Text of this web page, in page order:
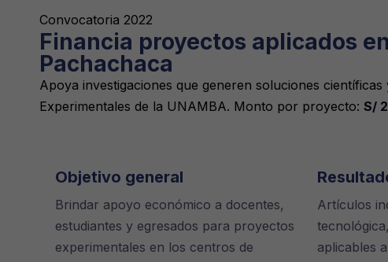
Convocatoria 2022
Financia proyectos aplicados
Pachachaca
Apoya investigaciones que generen soluciones
Experimentales de la UNAMBA. Monto por proyecto: S/
Objetivo general
Brindar apoyo económico a docentes,
estudiantes y egresados para proyectos
experimentales en los centros de
Artículos
aplicables